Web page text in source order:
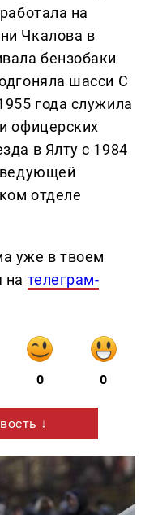
на
Чкалова в
бензобаки
шасси С
года служила
офицерских
в Ялту с 1984
отделе
уже в твоем
на телеграм-
0 0
↓